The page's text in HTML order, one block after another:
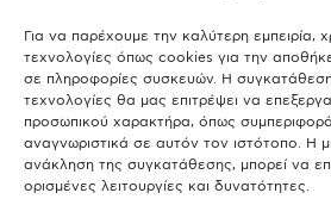
Για να παρέχουμε την καλύτερη εμπειρία,
τεχνολογίες όπως cookies για την
σε πληροφορίες συσκευών. Η
τεχνολογίες θα μας επιτρέψει να
προσωπικού χαρακτήρα, όπως
αναγνωριστικά σε αυτόν τον ιστότοπο. Η
ανάκληση της συγκατάθεσης, μπορεί να
ορισμένες λειτουργίες και δυνατότητες.
Μόναχο;
25.03.2026
Θύελλα χτυπά το Μόναχο: Κίνδυνος από
και τις καταιγίδες
25.03.2026